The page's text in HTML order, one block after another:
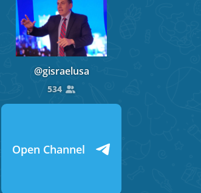
@gisraelusa
534
Open Channel